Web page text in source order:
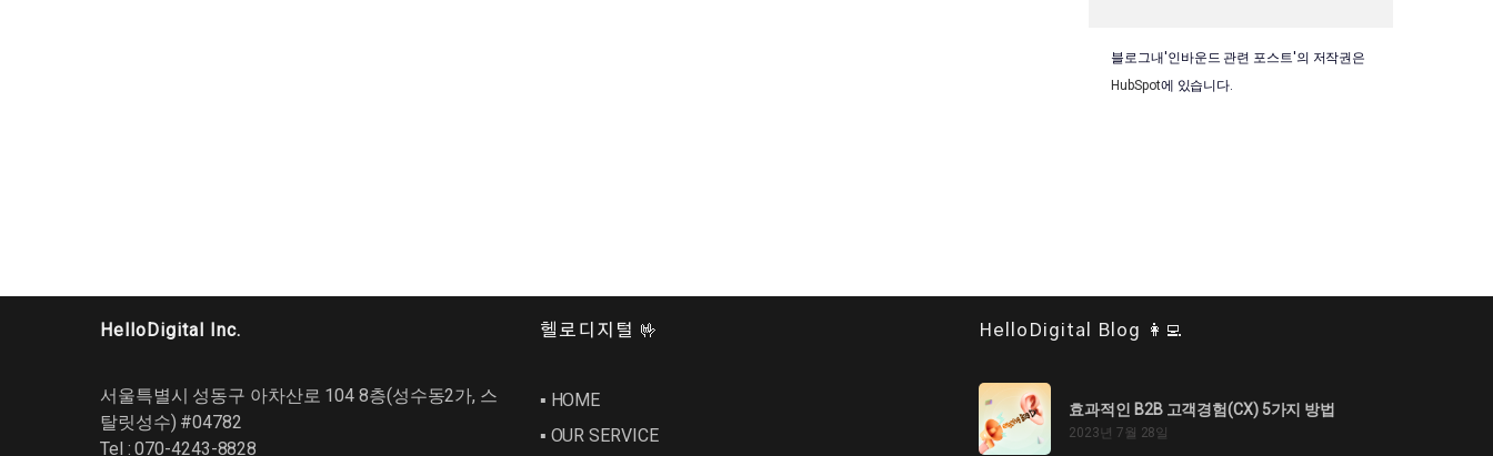
블로그내'인바운드 관련 포스트'의 저작권은
HubSpot에 있습니다.
HelloDigital Inc.
서울특별시 성동구 아차산로 104 8층(성수동2가, 스
탈릿성수) #04782
Tel : 070-4243-8828
헬로디지털 🤟
▪︎ HOME
▪︎ OUR SERVICE
HelloDigital Blog 👩‍💻
효과적인 B2B 고객경험(CX) 5가지 방법
2023년 7월 28일